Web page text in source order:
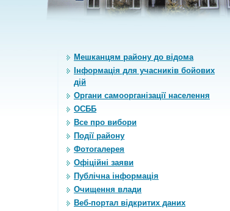
Мешканцям району до відома
Інформація для учасників бойових
дій
Органи самоорганiзацiї населення
ОСББ
Все про вибори
Події району
Фотогалерея
Офіційні заяви
Публічна інформація
Очищення влади
Веб-портал відкритих даних